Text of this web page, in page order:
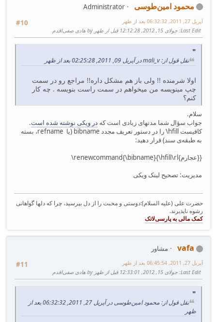
محمود امین‌طوسی
Administrator
#10
آپریل 27, 2011, 06:32:32 بعد از ظهر
Last Edit: جولای 15, 2012, 12:12:28 قبل از ظهر by هادی صفی‌اقدم
نقل قول از: mali_v در آپریل 09, 2011, 02:25:28 بعد از ظهر
اولا شرمنده !! ولی باز هم مشکل داره!! مراجع رو در سمت
چپ مینویسه من میخواهم در سمت راست بنویسه . چه کار
کنم؟
سلام.
جواب سؤال شما مدتهای زیادی است که در ویکی نوشته شده است.
کافیست hfill\ را در دستور تعریف مجدد bibname (یا refname، بسته
به طبقه‌ی سند) قرار دهید:
\renewcommand{\bibname}{\hfill\rl{مراجع}}
مدیریت: تصحیح لینک ویکی
حضرت علی (علیه السلام):دوستی و محبت را از دل بپرسید، چرا که دلها گواهانی
رشوه ناپذیرند.
vafa
مشاور
#11
آپریل 27, 2011, 06:45:54 بعد از ظهر
Last Edit: جولای 15, 2012, 12:33:01 قبل از ظهر by هادی صفی‌اقدم
نقل قول از: محمود امین‌طوسی در آپریل 27, 2011, 06:32:32 بعد از
ظهر